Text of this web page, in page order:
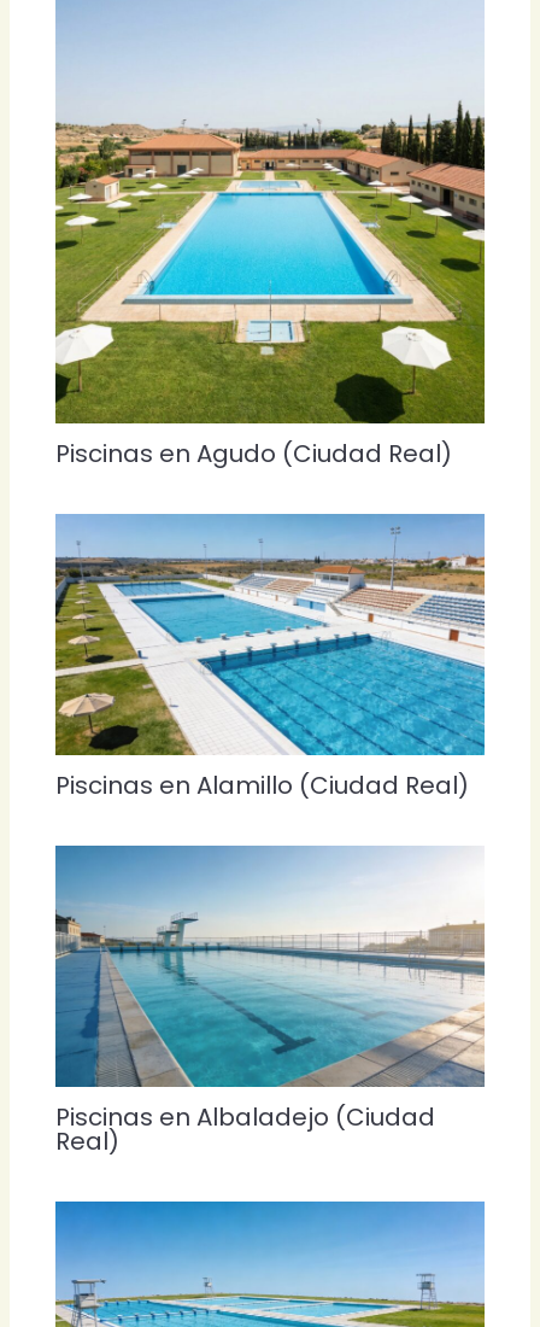
Piscinas en Agudo (Ciudad Real)
Piscinas en Alamillo (Ciudad Real)
Piscinas en Albaladejo (Ciudad
Real)